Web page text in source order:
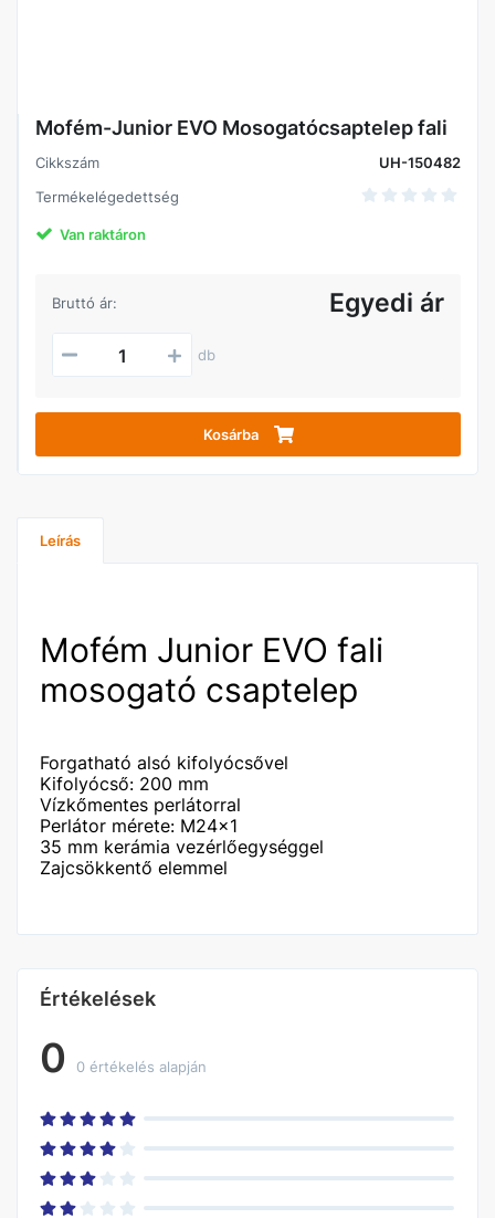
Mofém-Junior EVO Mosogatócsaptelep fali
Cikkszám
UH-150482
Termékelégedettség
Van raktáron
Bruttó ár: Egyedi ár
db
Kosárba
Leírás
Mofém Junior EVO fali
mosogató csaptelep
Forgatható alsó kifolyócsővel
Kifolyócső: 200 mm
Vízkőmentes perlátorral
Perlátor mérete: M24x1
35 mm kerámia vezérlőegységgel
Zajcsökkentő elemmel
Értékelések
0 0 értékelés alapján